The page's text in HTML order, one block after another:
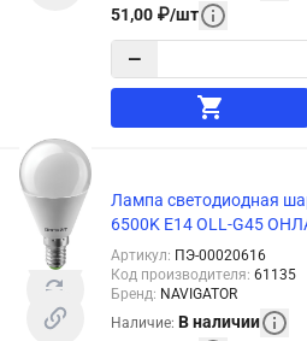
51,00 ₽/шт
−
Лампа светодиодная
6500K E14 OLL-G45
Артикул: ПЭ-00020616
Код производителя: 61135
Бренд: NAVIGATOR
Наличие: В наличии